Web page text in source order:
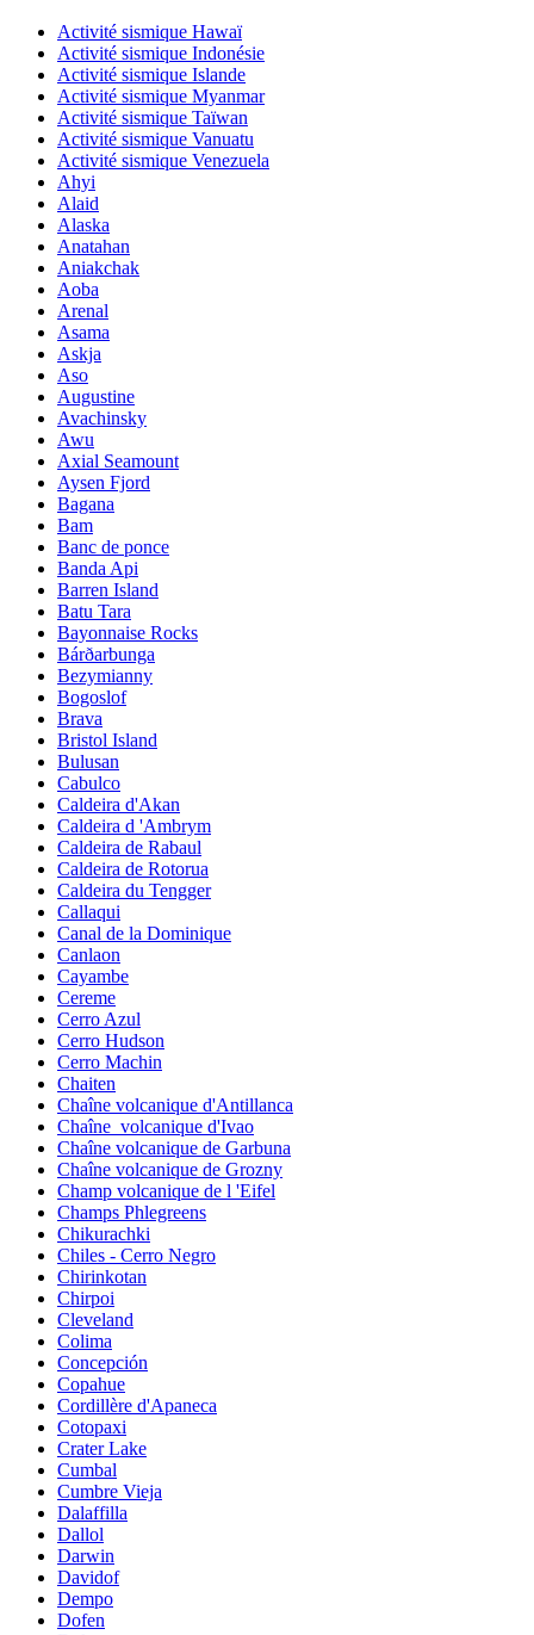
Activité sismique Hawaï
Activité sismique Indonésie
Activité sismique Islande
Activité sismique Myanmar
Activité sismique Taïwan
Activité sismique Vanuatu
Activité sismique Venezuela
Ahyi
Alaid
Alaska
Anatahan
Aniakchak
Aoba
Arenal
Asama
Askja
Aso
Augustine
Avachinsky
Awu
Axial Seamount
Aysen Fjord
Bagana
Bam
Banc de ponce
Banda Api
Barren Island
Batu Tara
Bayonnaise Rocks
Bárðarbunga
Bezymianny
Bogoslof
Brava
Bristol Island
Bulusan
Cabulco
Caldeira d'Akan
Caldeira d 'Ambrym
Caldeira de Rabaul
Caldeira de Rotorua
Caldeira du Tengger
Callaqui
Canal de la Dominique
Canlaon
Cayambe
Cereme
Cerro Azul
Cerro Hudson
Cerro Machin
Chaiten
Chaîne volcanique d'Antillanca
Chaîne_volcanique d'Ivao
Chaîne volcanique de Garbuna
Chaîne volcanique de Grozny
Champ volcanique de l 'Eifel
Champs Phlegreens
Chikurachki
Chiles - Cerro Negro
Chirinkotan
Chirpoi
Cleveland
Colima
Concepción
Copahue
Cordillère d'Apaneca
Cotopaxi
Crater Lake
Cumbal
Cumbre Vieja
Dalaffilla
Dallol
Darwin
Davidof
Dempo
Dofen